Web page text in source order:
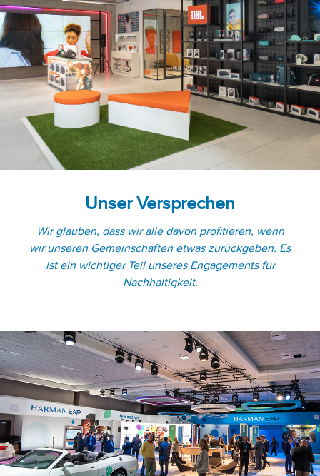
Unser Versprechen
Wir glauben, dass wir alle davon profitieren, wenn
wir unseren Gemeinschaften etwas zurückgeben. Es
ist ein wichtiger Teil unseres Engagements für
Nachhaltigkeit.